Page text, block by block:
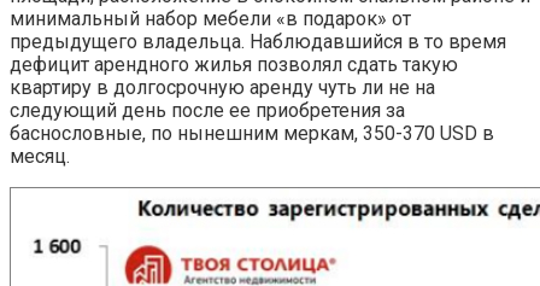
минимальный набор мебели «в подарок» от
предыдущего владельца. Наблюдавшийся в то время
дефицит арендного жилья позволял сдать такую
квартиру в долгосрочную аренду чуть ли не на
следующий день после ее приобретения за
баснословные, по нынешним меркам, 350-370 USD в
месяц.